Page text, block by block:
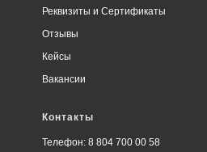
Реквизиты и Сертификаты
Отзывы
Кейсы
Вакансии
Контакты
Телефон: 8 804 700 00 58